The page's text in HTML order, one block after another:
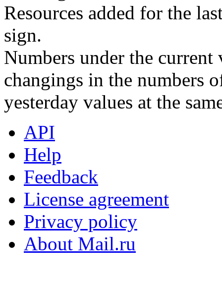
Resources added for the
sign.
Numbers under the
changings in the numbers
yesterday values at the
API
Help
Feedback
License agreement
Privacy policy
About Mail.ru